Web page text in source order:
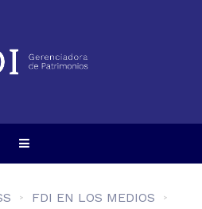
FDI EN LOS MEDIOS